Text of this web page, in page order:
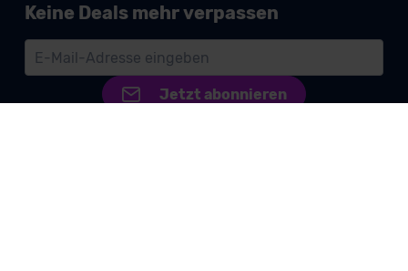
Keine Deals mehr verpassen
Jetzt abonnieren